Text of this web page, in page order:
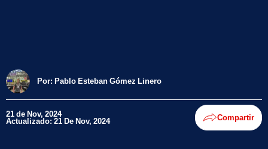
Por: Pablo Esteban Gómez Linero
21 de Nov, 2024
Actualizado: 21 De Nov, 2024 Compartir